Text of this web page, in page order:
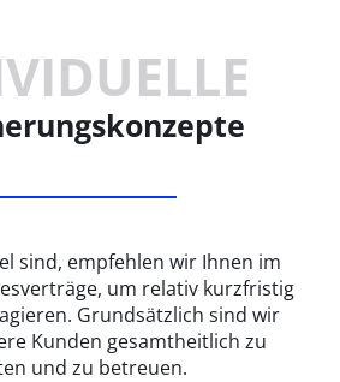
sind, empfehlen wir Ihnen im
um relativ kurzfristig
Grundsätzlich sind wir
Kunden gesamtheitlich zu
und zu betreuen.